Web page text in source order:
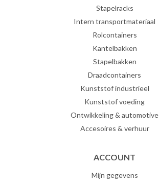
Stapelracks
Intern transportmateriaal
Rolcontainers
Kantelbakken
Stapelbakken
Draadcontainers
Kunststof industrieel
Kunststof voeding
Ontwikkeling & automotive
Accesoires & verhuur
ACCOUNT
Mijn gegevens